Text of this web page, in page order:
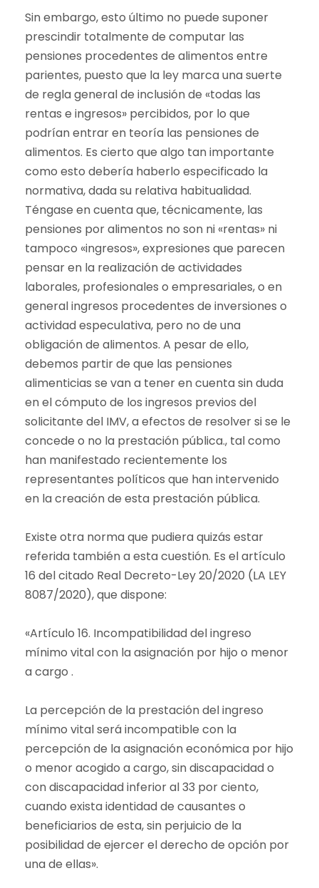
Sin embargo, esto último no puede suponer
prescindir totalmente de computar las
pensiones procedentes de alimentos entre
parientes, puesto que la ley marca una suerte
de regla general de inclusión de «todas las
rentas e ingresos» percibidos, por lo que
podrían entrar en teoría las pensiones de
alimentos. Es cierto que algo tan importante
como esto debería haberlo especificado la
normativa, dada su relativa habitualidad.
Téngase en cuenta que, técnicamente, las
pensiones por alimentos no son ni «rentas» ni
tampoco «ingresos», expresiones que parecen
pensar en la realización de actividades
laborales, profesionales o empresariales, o en
general ingresos procedentes de inversiones o
actividad especulativa, pero no de una
obligación de alimentos. A pesar de ello,
debemos partir de que las pensiones
alimenticias se van a tener en cuenta sin duda
en el cómputo de los ingresos previos del
solicitante del IMV, a efectos de resolver si se le
concede o no la prestación pública., tal como
han manifestado recientemente los
representantes políticos que han intervenido
en la creación de esta prestación pública.
Existe otra norma que pudiera quizás estar
referida también a esta cuestión. Es el artículo
16 del citado Real Decreto-Ley 20/2020 (LA LEY
8087/2020), que dispone:
«Artículo 16. Incompatibilidad del ingreso
mínimo vital con la asignación por hijo o menor
a cargo .
La percepción de la prestación del ingreso
mínimo vital será incompatible con la
percepción de la asignación económica por hijo
o menor acogido a cargo, sin discapacidad o
con discapacidad inferior al 33 por ciento,
cuando exista identidad de causantes o
beneficiarios de esta, sin perjuicio de la
posibilidad de ejercer el derecho de opción por
una de ellas».